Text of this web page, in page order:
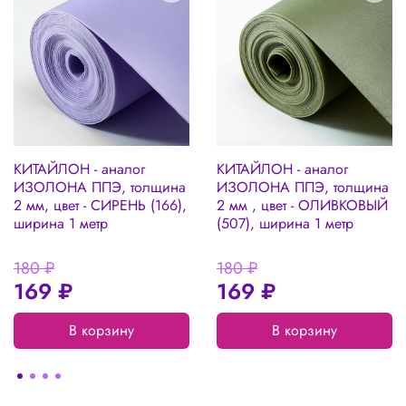
можно на нашем сайте в разделе : ПОЛЕЗНЫЕ СТАТЬИ
КИТАЙЛОН - аналог
ИЗОЛОНА ППЭ, толщина
2 мм, цвет - СИРЕНЬ (166),
ширина 1 метр
180 ₽
169 ₽
В корзину
КИТАЙЛОН - аналог
ИЗОЛОНА ППЭ, толщина
2 мм , цвет - ОЛИВКОВЫЙ
(507), ширина 1 метр
180 ₽
169 ₽
В корзину